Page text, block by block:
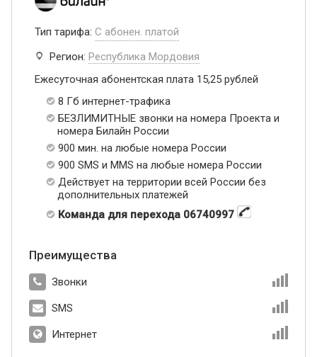
Тип тарифа: С абонен. платой
Регион: Республика Мордовия
Ежесуточная абонентская плата 15,25 рублей
8 Гб интернет-трафика
БЕЗЛИМИТНЫЕ звонки на номера Проекта и
номера Билайн России
900 мин. на любые номера России
900 SMS и MMS на любые номера России
Действует на территории всей России без
дополнительных платежей
Команда для перехода 06740997
Преимущества
Звонки
SMS
Интернет